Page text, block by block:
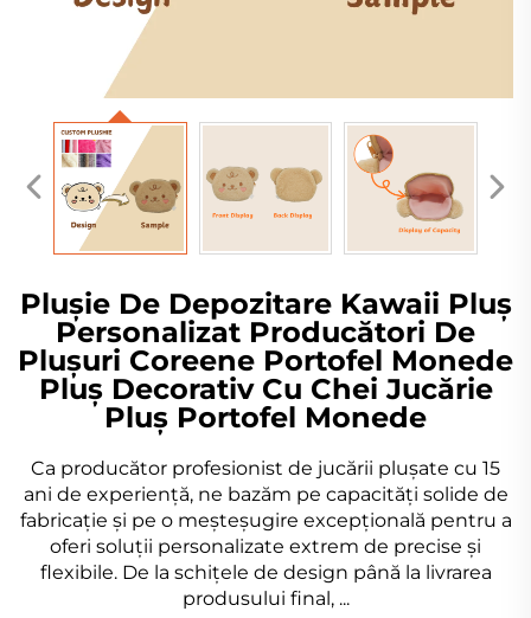
Plușie De Depozitare Kawaii Pluș
Personalizat Producători De
Plușuri Coreene Portofel Monede
Pluș Decorativ Cu Chei Jucărie
Pluș Portofel Monede
Ca producător profesionist de jucării plușate cu 15
ani de experiență, ne bazăm pe capacități solide de
fabricație și pe o meșteșugire excepțională pentru a
oferi soluții personalizate extrem de precise și
flexibile. De la schițele de design până la livrarea
produsului final, ...